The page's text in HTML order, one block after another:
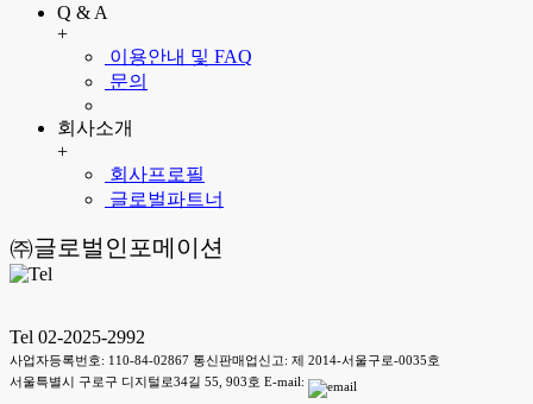
Q & A
+
이용안내 및 FAQ
문의
회사소개
+
회사프로필
글로벌파트너
㈜글로벌인포메이션
Tel 02-2025-2992
사업자등록번호: 110-84-02867 통신판매업신고: 제 2014-서울구로-0035호
서울특별시 구로구 디지털로34길 55, 903호 E-mail: